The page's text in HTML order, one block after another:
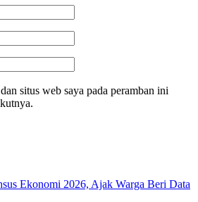
situs web saya pada peramban ini